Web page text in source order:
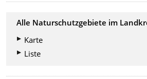
Alle Naturschutzgebiete im
Karte
Liste